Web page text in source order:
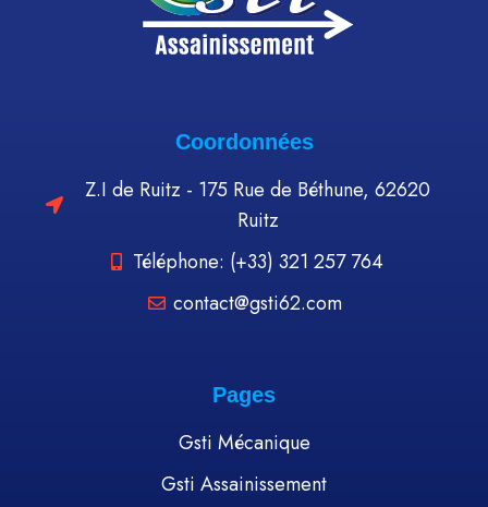
Coordonnées
Z.I de Ruitz - 175 Rue de Béthune, 62620
Ruitz
Téléphone: (+33) 321 257 764
contact@gsti62.com
Pages
Gsti Mécanique
Gsti Assainissement